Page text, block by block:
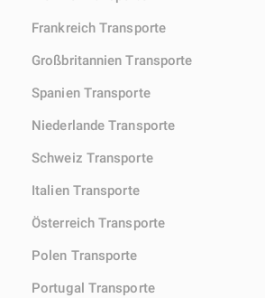
Frankreich Transporte
Großbritannien Transporte
Spanien Transporte
Niederlande Transporte
Schweiz Transporte
Italien Transporte
Österreich Transporte
Polen Transporte
Portugal Transporte